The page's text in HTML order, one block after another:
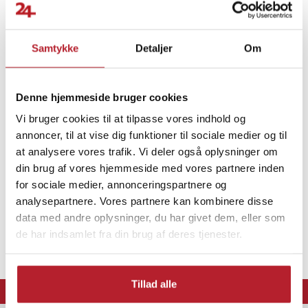
Samtykke Detaljer Om
Denne hjemmeside bruger cookies
Vi bruger cookies til at tilpasse vores indhold og
annoncer, til at vise dig funktioner til sociale medier og til
at analysere vores trafik. Vi deler også oplysninger om
din brug af vores hjemmeside med vores partnere inden
for sociale medier, annonceringspartnere og
analysepartnere. Vores partnere kan kombinere disse
data med andre oplysninger, du har givet dem, eller som
de har indsamlet fra din brug af deres tjenester.
Tillad alle
batterier til fjernbetjeningen. Batterier medfølger ikke.
Specifikationer
- Mærke: Jono Toys
- Model: Rastar Red Bull RB19
- Tema: F1-legetøj
- Farve: Flerfarvet
- Materiale: Plast
- Skala: 1:16
- Antal dele: 55
- Anbefalet alder: Fra 8 år
- Strømforsyning bil: 3 x AA-batterier
- Strømforsyning fjernbetjening: 2 x AA-batterier
- Batterier medfølger: Nej
- EAN: 8720847745200
Legetøj Radiostyret
⭐ 365 dages fortrydelsesret